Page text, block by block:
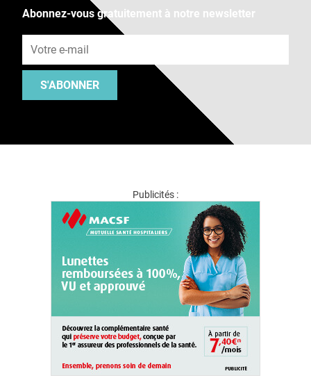
Abonnez-vous gratuitement à notre newsletter
S'ABONNER
Publicités :